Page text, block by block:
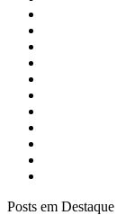
Posts em Destaque